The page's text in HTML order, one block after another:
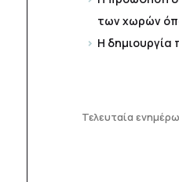
των χωρών
Η δημιουργία
Τελευταία